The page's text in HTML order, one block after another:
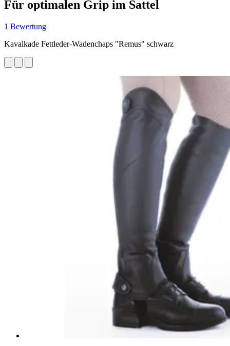
Für optimalen Grip im Sattel
1 Bewertung
Kavalkade Fettleder-Wadenchaps "Remus" schwarz